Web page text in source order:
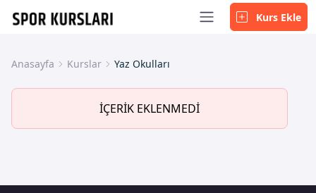
Kurs Ekle
Anasayfa Kurslar Yaz Okulları
İÇERİK EKLENMEDİ